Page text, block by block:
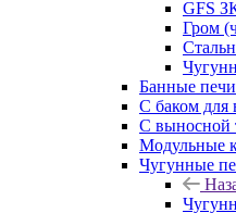
GFS
Гром
Банные
С баком для
С выносной
Модульные
Чугунные